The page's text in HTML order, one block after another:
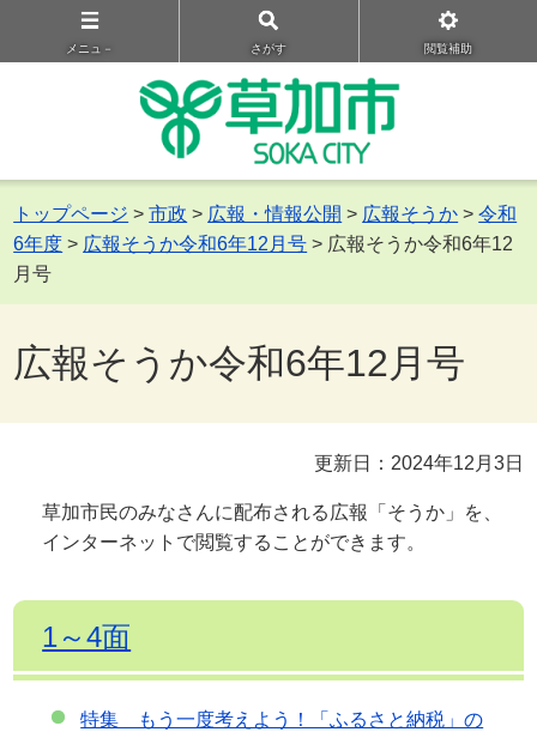
メニュ－ さがす 閲覧補助
トップページ >市政 > 広報・情報公開 > 広報そうか >令和
6年度 > 広報そうか令和6年12月号 > 広報そうか令和6年12
月号
広報そうか令和6年12月号
更新日：2024年12月3日
草加市民のみなさんに配布される広報「そうか」を、
インターネットで閲覧することができます。
1～4面
特集 もう一度考えよう！「ふるさと納税」の